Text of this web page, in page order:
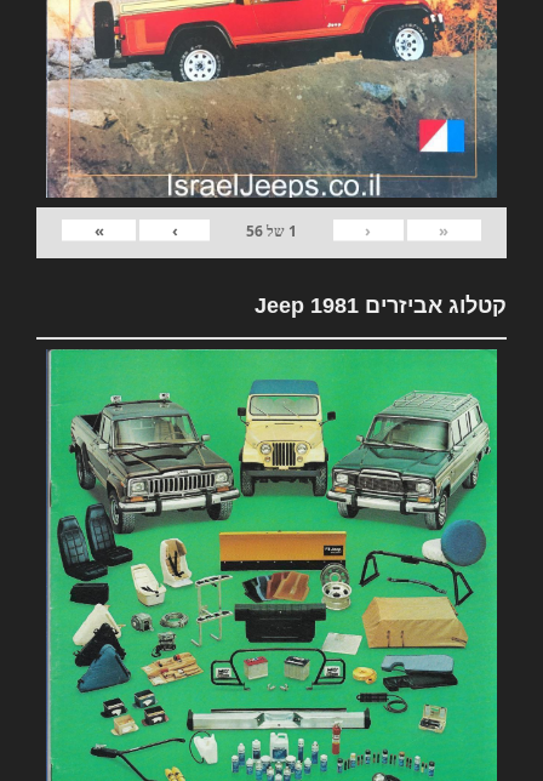
«
‹
1 של56
›
»
קטלוג אביזרים 1981 Jeep